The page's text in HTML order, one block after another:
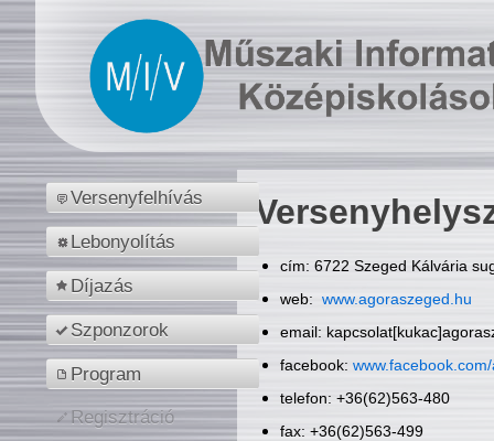
Versenyfelhívás
Lebonyolítás
Díjazás
Szponzorok
Program
Regisztráció
cím: 6722 Szeged Kálvária
web: www.agoraszeged.hu
email:
facebook:
telefon: +36(62)563-480
fax: +36(62)563-499